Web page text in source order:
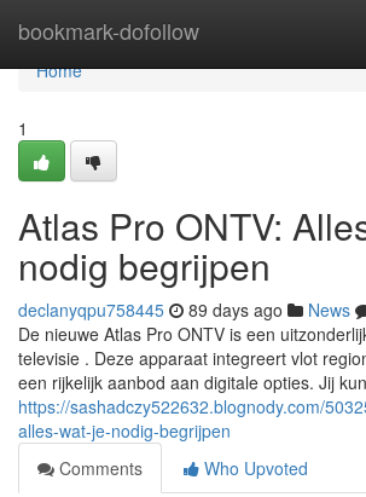
bookmark-dofollow
Home
Home
1
Atlas Pro ONTV:
nodig begrijpen
declanyqpu758445 89 days ago News
De nieuwe Atlas Pro ONTV is een
televisie . Deze apparaat integreert vlot
een rijkelijk aanbod aan digitale opties. Jij
https://sashadczy522632.blognody.com/
alles-wat-je-nodig-begrijpen
Comments
Who Upvoted